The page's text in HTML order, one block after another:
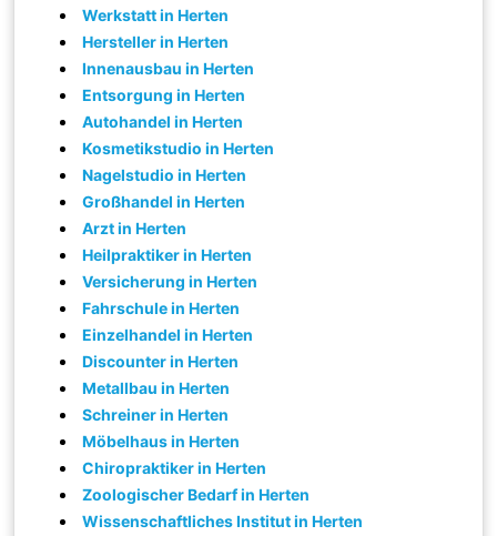
Werkstatt in Herten
Hersteller in Herten
Innenausbau in Herten
Entsorgung in Herten
Autohandel in Herten
Kosmetikstudio in Herten
Nagelstudio in Herten
Großhandel in Herten
Arzt in Herten
Heilpraktiker in Herten
Versicherung in Herten
Fahrschule in Herten
Einzelhandel in Herten
Discounter in Herten
Metallbau in Herten
Schreiner in Herten
Möbelhaus in Herten
Chiropraktiker in Herten
Zoologischer Bedarf in Herten
Wissenschaftliches Institut in Herten